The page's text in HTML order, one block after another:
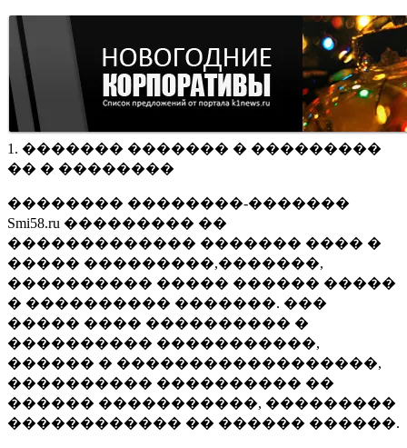
1. ������� ������� � ���������
�� � ��������
�������� ��������-�������
Smi58.ru ��������� ��
������������� ������� ���� �
����� ���������,�������,
���������� ����� ������ �����
� ���������� �������. ���
����� ���� ���������� �
���������� �����������,
������ � ������������������,
���������� ���������� ��
������ �����������, ���������
������������ �� ������ ������.